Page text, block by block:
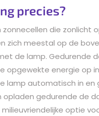
precies?
die zonlicht
zich meestal op de
de lamp. Gedurende
opgewekte energie op
lamp automatisch in en
gedurende de
optie